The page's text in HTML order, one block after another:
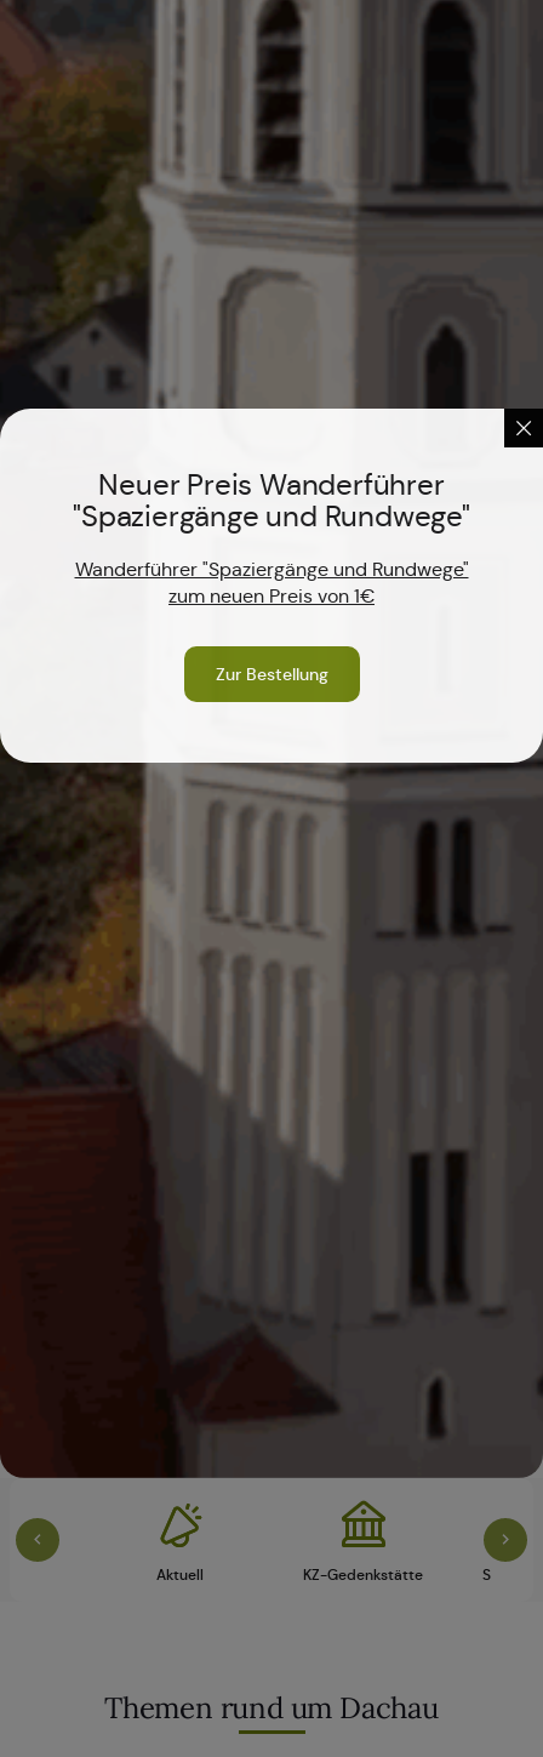
Aktuell KZ-Gedenkstätte Schloss
Themen rund um Dachau
Neuer Preis Wanderführer
"Spaziergänge und Rundwege"
Wanderführer "Spaziergänge und Rundwege"
zum neuen Preis von 1€
Zur Bestellung